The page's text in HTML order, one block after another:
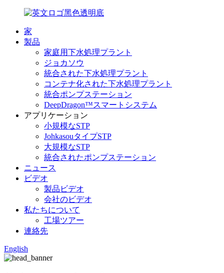
家
製品
家庭用下水処理プラント
ジョカソウ
統合された下水処理プラント
コンテナ化された下水処理プラント
統合ポンプステーション
DeepDragon™スマートシステム
アプリケーション
小規模なSTP
JohkasouタイプSTP
大規模なSTP
統合されたポンプステーション
ニュース
ビデオ
製品ビデオ
会社のビデオ
私たちについて
工場ツアー
連絡先
English